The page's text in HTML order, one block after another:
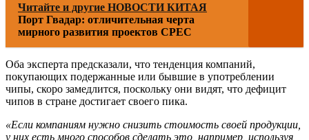
Читайте и другие НОВОСТИ КИТАЯ
Порт Гвадар: отличительная черта
мирного развития проектов CPEC
Оба эксперта предсказали, что тенденция компаний,
покупающих подержанные или бывшие в употреблении
чипы, скоро замедлится, поскольку они видят, что дефицит
чипов в стране достигает своего пика.
«Если компаниям нужно снизить стоимость своей продукции,
у них есть много способов сделать это, например, используя